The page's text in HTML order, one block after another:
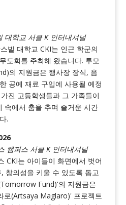
대학교 서클 K 인터내셔널
빌 대학교 CKI는 인근 학군의
도회를 주최해 왔습니다. 투모
의 지원금은 행사장 장식, 음
공예 재료 구입에 사용될 예정
진 고등학생들과 그 가족들이
속에서 춤을 추며 즐거운 시간
.
캠퍼스 서클 K 인터내셔널
CKI는 아이들이 화면에서 벗어
창의성을 키울 수 있도록 돕고
Fund)'의 지원금은
로(Artsaya Maglaro)' 프로젝트